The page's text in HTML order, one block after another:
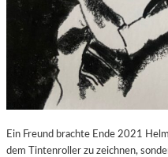
Ein Freund brachte Ende 2021
dem Tintenroller zu zeichnen,